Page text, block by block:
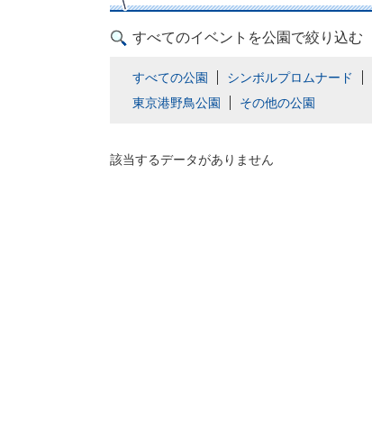
すべてのイベントを公園で絞り込む
すべての公園 シンボルプロムナード
東京港野鳥公園
その他の公園
該当するデータがありません